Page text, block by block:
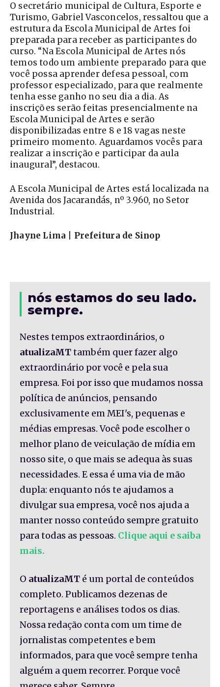
O secretário municipal de Cultura, Esporte e
Turismo, Gabriel Vasconcelos, ressaltou que a
estrutura da Escola Municipal de Artes foi
preparada para receber as participantes do
curso. “Na Escola Municipal de Artes nós
temos todo um ambiente preparado para que
você possa aprender defesa pessoal, com
professor especializado, para que realmente
tenha esse ganho no seu dia a dia. As
inscrições serão feitas presencialmente na
Escola Municipal de Artes e serão
disponibilizadas entre 8 e 18 vagas neste
primeiro momento. Aguardamos vocês para
realizar a inscrição e participar da aula
inaugural”, destacou.
A Escola Municipal de Artes está localizada na
Avenida dos Jacarandás, nº 3.960, no Setor
Industrial.
Jhayne Lima | Prefeitura de Sinop
nós estamos do seu lado.
sempre.
Nestes tempos extraordinários, o
atualizaMTtambém quer fazer algo
extraordinário por você e pela sua
empresa. Foi por isso que mudamos nossa
política de anúncios, pensando
exclusivamente em MEI's, pequenas e
médias empresas. Você pode escolher o
melhor plano de veiculação de mídia em
nosso site, o que mais se adequa às suas
necessidades. E essa é uma via de mão
dupla: enquanto nós te ajudamos a
divulgar sua empresa, você nos ajuda a
manter nosso conteúdo sempre gratuito
para todas as pessoas. Clique aqui e saiba
mais.
O atualizaMT é um portal de conteúdos
completo. Publicamos dezenas de
reportagens e análises todos os dias.
Nossa redação conta com um time de
jornalistas competentes e bem
informados, para que você sempre tenha
alguém a quem recorrer. Porque você